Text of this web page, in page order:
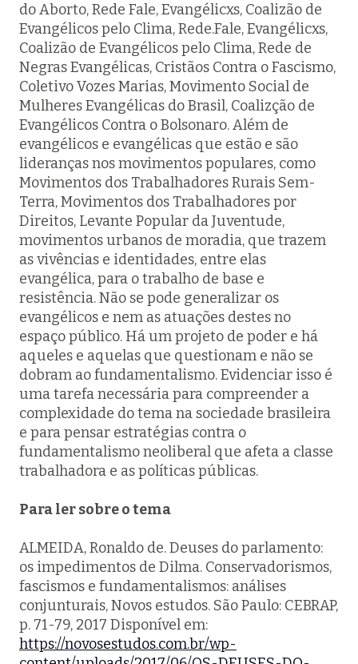
do Aborto, Rede Fale, Evangélicxs, Coalizão de
Evangélicos pelo Clima, Rede.Fale, Evangélicxs,
Coalizão de Evangélicos pelo Clima, Rede de
Negras Evangélicas, Cristãos Contra o Fascismo,
Coletivo Vozes Marias, Movimento Social de
Mulheres Evangélicas do Brasil, Coalizção de
Evangélicos Contra o Bolsonaro. Além de
evangélicos e evangélicas que estão e são
lideranças nos movimentos populares, como
Movimentos dos Trabalhadores Rurais Sem-
Terra, Movimentos dos Trabalhadores por
Direitos, Levante Popular da Juventude,
movimentos urbanos de moradia, que trazem
as vivências e identidades, entre elas
evangélica, para o trabalho de base e
resistência. Não se pode generalizar os
evangélicos e nem as atuações destes no
espaço público. Há um projeto de poder e há
aqueles e aquelas que questionam e não se
dobram ao fundamentalismo. Evidenciar isso é
uma tarefa necessária para compreender a
complexidade do tema na sociedade brasileira
e para pensar estratégias contra o
fundamentalismo neoliberal que afeta a classe
trabalhadora e as políticas públicas.
Para ler sobre o tema
ALMEIDA, Ronaldo de. Deuses do parlamento:
os impedimentos de Dilma. Conservadorismos,
fascismos e fundamentalismos: análises
conjunturais, Novos estudos. São Paulo: CEBRAP,
p. 71-79, 2017 Disponível em:
https://novosestudos.com.br/wp-